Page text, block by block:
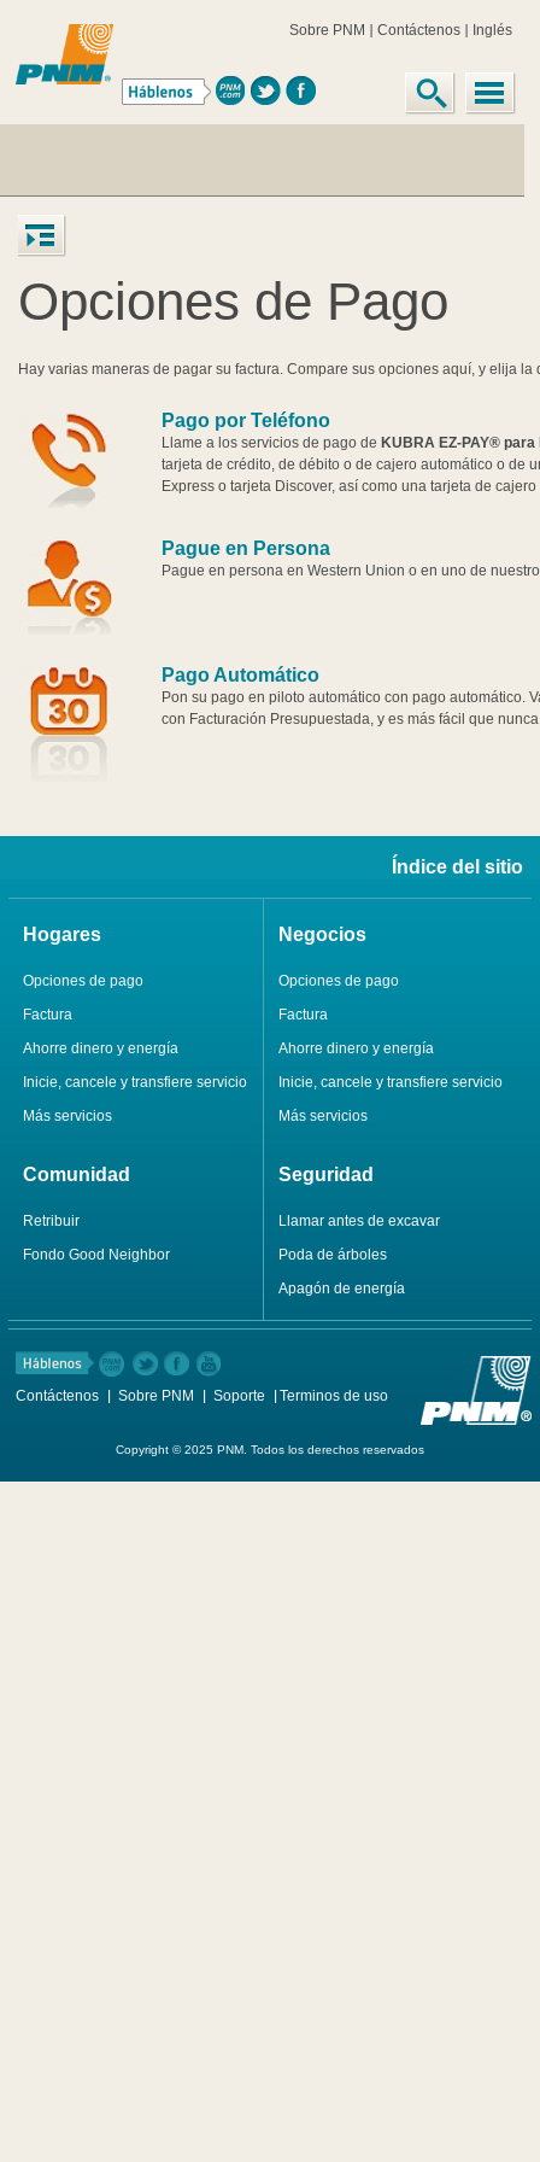
Sobre PNM Contáctenos Inglés
Opciones de Pago
Hay varias maneras de pagar su factura. Compare sus opciones aquí, y elija la
Pago por Teléfono
Llame a los servicios de pago de KUBRA EZ-PAY® para
tarjeta de crédito, de débito o de cajero automático o de
Express o tarjeta Discover, así como una tarjeta de
Pague en Persona
Pague en persona en Western Union o en uno de
Pago Automático
Pon su pago en piloto automático con pago automático.
con Facturación Presupuestada, y es más fácil que
Índice del sitio
Hogares
Opciones de pago
Factura
Ahorre dinero y energía
Inicie, cancele y transfiere servicio
Más servicios
Negocios
Opciones de pago
Factura
Ahorre dinero y energía
Inicie, cancele y transfiere servicio
Más servicios
Comunidad
Retribuir
Fondo Good Neighbor
Seguridad
Llamar antes de excavar
Poda de árboles
Apagón de energía
Contáctenos Sobre PNM Soporte Terminos de uso
Copyright © 2025 PNM. Todos los derechos reservados